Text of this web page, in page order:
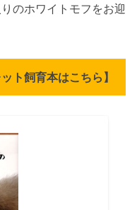
のホワイトモフをお迎
ト飼育本はこちら】